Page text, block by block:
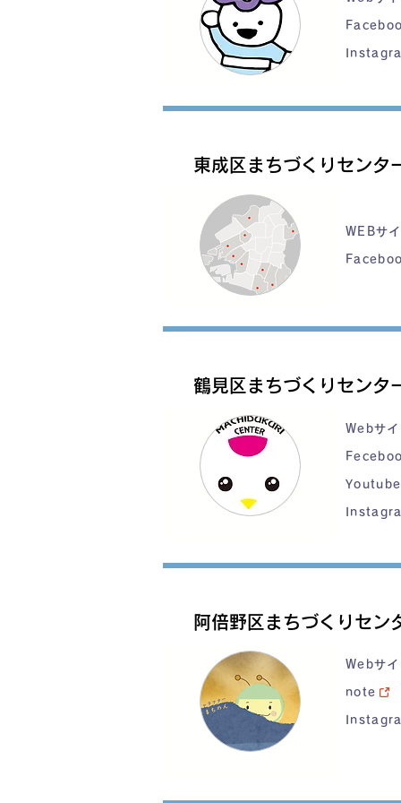
東成区まちづくりセンタ
WEBサイ
鶴見区まちづくりセンタ
Webサイ
Youtube
阿倍野区まちづくりセン
Webサイ
note